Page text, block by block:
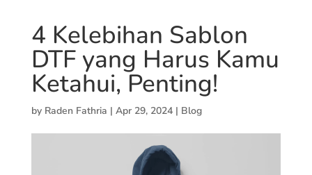
4 Kelebihan Sablon
DTF yang Harus Kamu
Ketahui, Penting!
by Raden Fathria | Apr 29, 2024| Blog